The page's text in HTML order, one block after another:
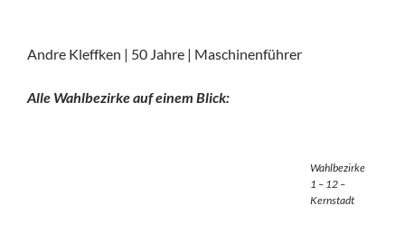
Andre Kleffken | 50 Jahre | Maschinenführer
Alle Wahlbezirke auf einem Blick:
Wahlbezirke
1 – 12 –
Kernstadt